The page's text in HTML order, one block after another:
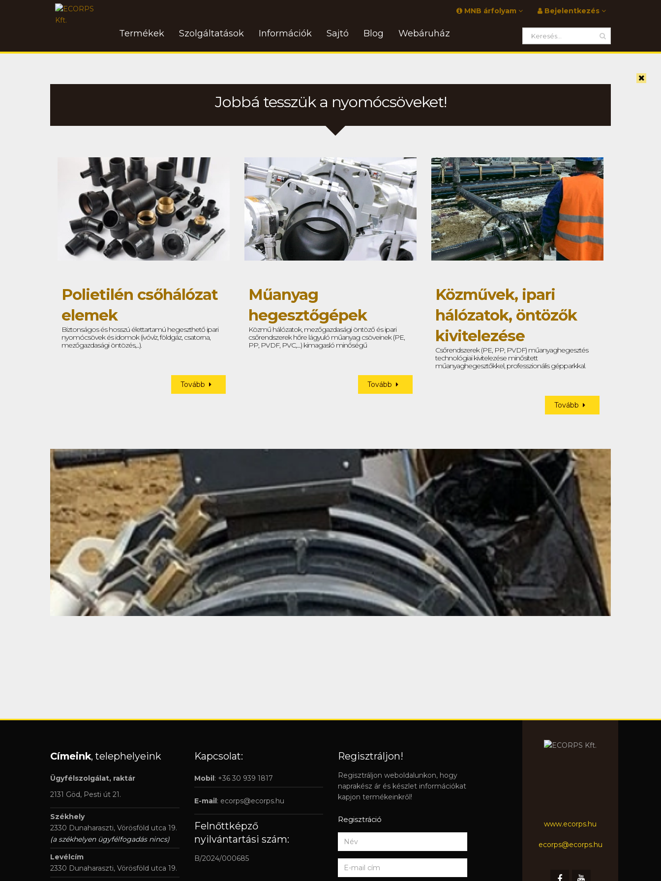
Bejelentkezés
MNB árfolyam
Termékek Szolgáltatások Információk Sajtó Blog Webáruház
Jobbá tesszük a nyomócsöveket!
Polietilén csőhálózat
elemek
Biztonságos és hosszú élettartamú hegeszthető ipari
nyomócsövek és idomok (ivóvíz, földgáz, csatorna,
mezőgazdasági öntözés,...).
Tovább
Műanyag
hegesztőgépek
Közmű hálózatok, mezőgazdasági öntöző és ipari
csőrendszerek hőre lágyuló műanyag csöveinek (PE,
PP, PVDF, PVC,....) kimagasló minőségű
Tovább
Közművek, ipari
hálózatok, öntözők
kivitelezése
Csőrendszerek (PE, PP, PVDF) műanyaghegesztés
technológiai kivitelezése minősített
műanyaghegesztőkkel, professzionális gépparkkal.
Tovább
Címeink, telephelyeink
Ügyfélszolgálat, raktár
2131 Göd, Pesti út 21.
Székhely
2330 Dunaharaszti, Vörösföld utca 19.
(a székhelyen ügyfélfogadás nincs)
Levélcím
2330 Dunaharaszti, Vörösföld utca 19.
Kapcsolat:
Mobil: +36 30 939 1817
E-mail: ecorps@ecorps.hu
Felnőttképző
nyilvántartási szám:
B/2024/000685
Regisztráljon!
Regisztráljon weboldalunkon, hogy
naprakész ár és készlet információkat
kapjon termékeinkről!
Regisztráció www.ecorps.hu
ecorps@ecorps.hu